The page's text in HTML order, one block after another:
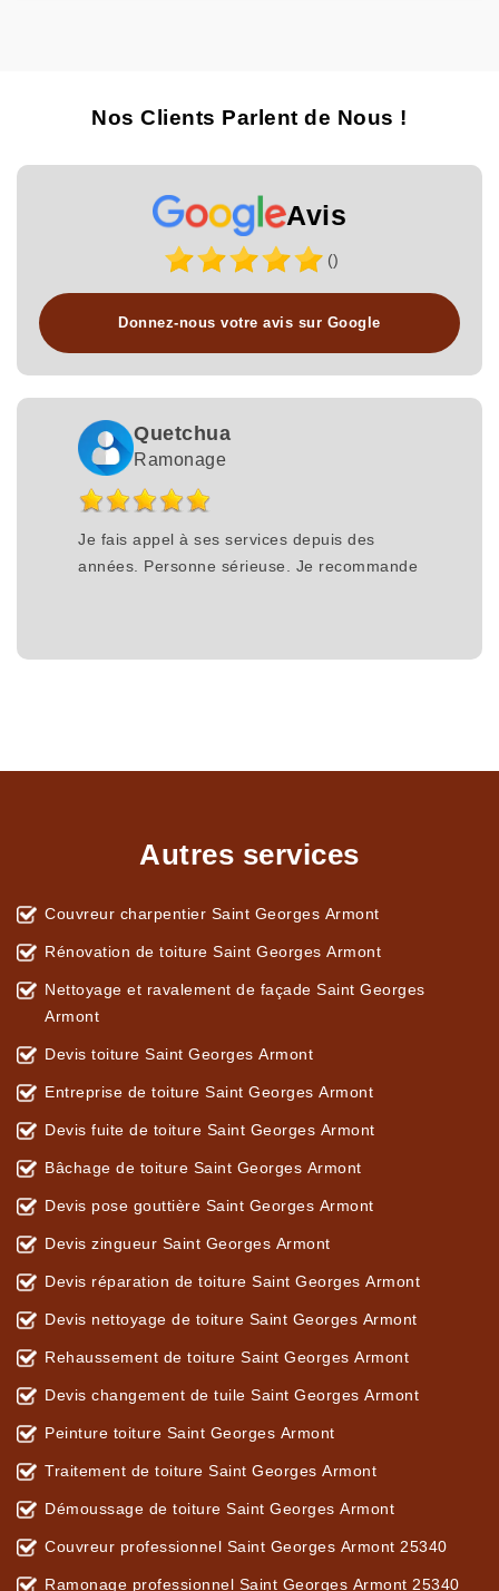
Nos Clients Parlent de Nous !
Avis
()
Donnez-nous votre avis sur Google
Quetchua
Ramonage
Je fais appel à ses services depuis des
années. Personne sérieuse. Je recommande
Autres services
Couvreur charpentier Saint Georges Armont
Rénovation de toiture Saint Georges Armont
Nettoyage et ravalement de façade Saint Georges
Armont
Devis toiture Saint Georges Armont
Entreprise de toiture Saint Georges Armont
Devis fuite de toiture Saint Georges Armont
Bâchage de toiture Saint Georges Armont
Devis pose gouttière Saint Georges Armont
Devis zingueur Saint Georges Armont
Devis réparation de toiture Saint Georges Armont
Devis nettoyage de toiture Saint Georges Armont
Rehaussement de toiture Saint Georges Armont
Devis changement de tuile Saint Georges Armont
Peinture toiture Saint Georges Armont
Traitement de toiture Saint Georges Armont
Démoussage de toiture Saint Georges Armont
Couvreur professionnel Saint Georges Armont 25340
Ramonage professionnel Saint Georges Armont 25340